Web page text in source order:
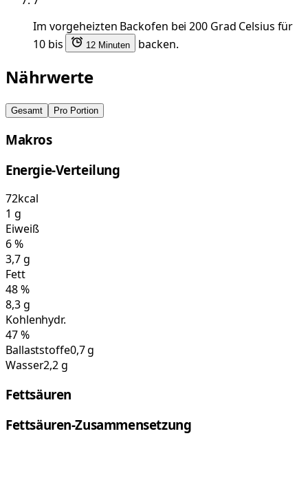
Im vorgeheizten Backofen bei 200 Grad Celsius für
10 bis
12 Minuten backen.
Nährwerte
Gesamt Pro Portion
Makros
Energie-Verteilung
72kcal
1 g
Eiweiß
6%
3,7g
Fett
48%
8,3g
Kohlenhydr.
47%
Ballaststoffe0,7 g
Wasser2,2 g
Fettsäuren
Fettsäuren-Zusammensetzung